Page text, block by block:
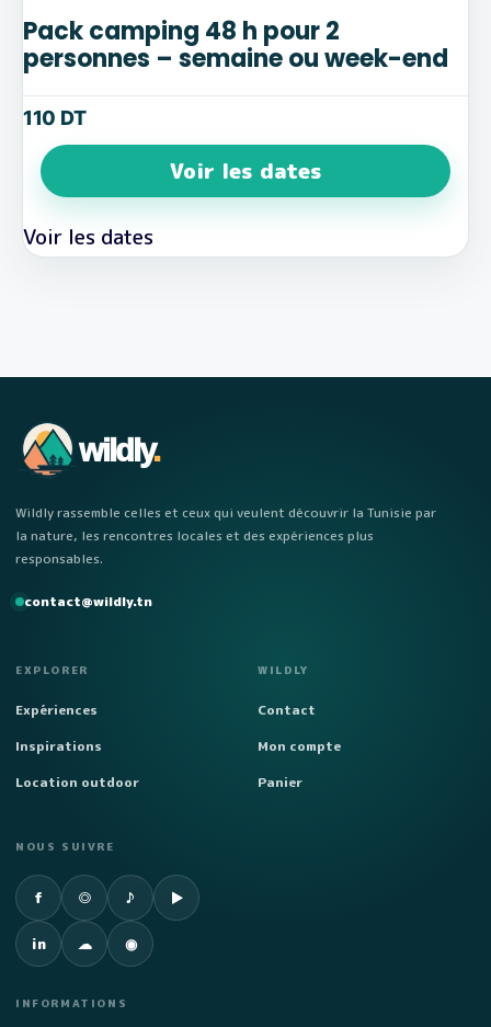
Pack camping 48 h pour 2
personnes – semaine ou week-end
110 DT
Voir les dates
wildly.
Wildly rassemble celles et ceux qui veulent découvrir la Tunisie par
la nature, les rencontres locales et des expériences plus
responsables.
contact@wildly.tn
EXPLORER
Expériences
Inspirations
Location outdoor
WILDLY
Contact
Mon compte
Panier
NOUS SUIVRE
f
Facebook
◎
Instagram♪
TikTok ▶
YouTube
in
LinkedIn ☁
SoundCloud
◉
Spotify
INFORMATIONS